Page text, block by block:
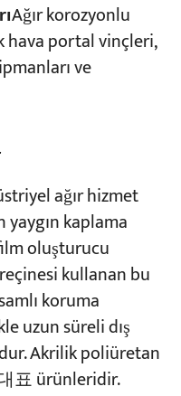
Ağır korozyonlu
hava portal vinçleri,
ve
ağır hizmet
kaplama
oluşturucu
kullanan bu
koruma
uzun süreli dış
Akrilik poliüretan
표 ürünleridir.